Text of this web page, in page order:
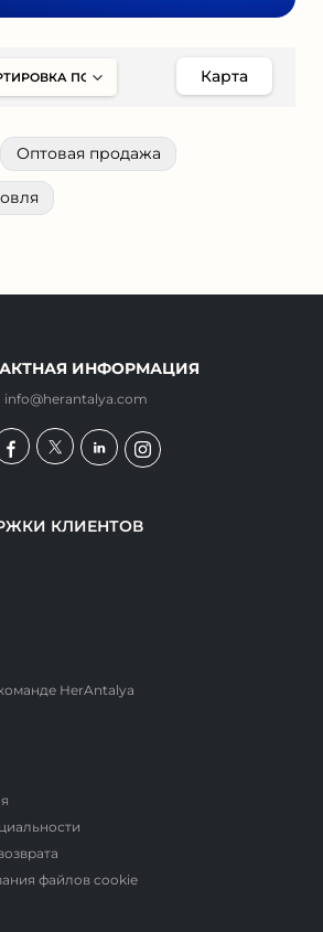
Карта
Оптовая продажа
ИНФОРМАЦИЯ
info@herantalya.com
КЛИЕНТОВ
HerAntalya
файлов cookie